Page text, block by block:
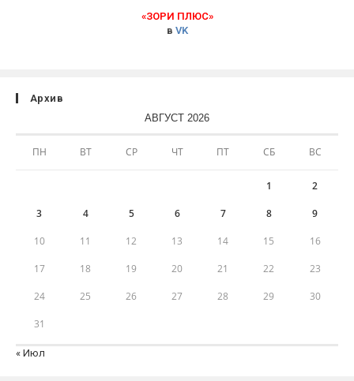
«ЗОРИ ПЛЮС»
в VK
Архив
АВГУСТ 2026
ПН ВТ СР ЧТ ПТ СБ ВС
1 2
3 4 5 6 7 8 9
10 11 12 13 14 15 16
17 18 19 20 21 22 23
24 25 26 27 28 29 30
31
« Июл